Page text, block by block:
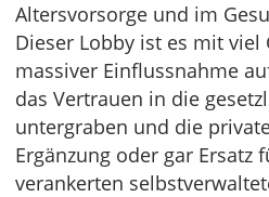
Altersvorsorge und im
Dieser Lobby ist es mit viel
massiver Einflussnahme
das Vertrauen in die
untergraben und die
Ergänzung oder gar Ersatz
verankerten